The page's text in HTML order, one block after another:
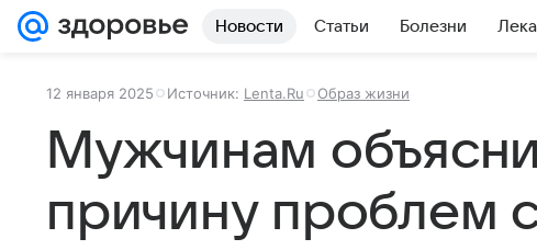
Новости Статьи Болезни
12 января 2025 Источник: Lenta.Ru Образ жизни
Мужчинам
причину проблем